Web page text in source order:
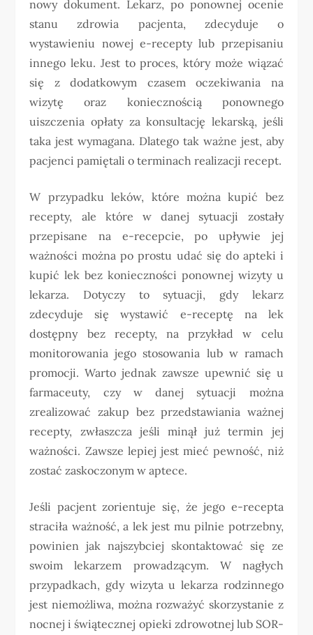
nowy dokument. Lekarz, po ponownej ocenie
stanu zdrowia pacjenta, zdecyduje o
wystawieniu nowej e-recepty lub przepisaniu
innego leku. Jest to proces, który może wiązać
się z dodatkowym czasem oczekiwania na
wizytę oraz koniecznością ponownego
uiszczenia opłaty za konsultację lekarską, jeśli
taka jest wymagana. Dlatego tak ważne jest, aby
pacjenci pamiętali o terminach realizacji recept.
W przypadku leków, które można kupić bez
recepty, ale które w danej sytuacji zostały
przepisane na e-recepcie, po upływie jej
ważności można po prostu udać się do apteki i
kupić lek bez konieczności ponownej wizyty u
lekarza. Dotyczy to sytuacji, gdy lekarz
zdecyduje się wystawić e-receptę na lek
dostępny bez recepty, na przykład w celu
monitorowania jego stosowania lub w ramach
promocji. Warto jednak zawsze upewnić się u
farmaceuty, czy w danej sytuacji można
zrealizować zakup bez przedstawiania ważnej
recepty, zwłaszcza jeśli minął już termin jej
ważności. Zawsze lepiej jest mieć pewność, niż
zostać zaskoczonym w aptece.
Jeśli pacjent zorientuje się, że jego e-recepta
straciła ważność, a lek jest mu pilnie potrzebny,
powinien jak najszybciej skontaktować się ze
swoim lekarzem prowadzącym. W nagłych
przypadkach, gdy wizyta u lekarza rodzinnego
jest niemożliwa, można rozważyć skorzystanie z
nocnej i świątecznej opieki zdrowotnej lub SOR-